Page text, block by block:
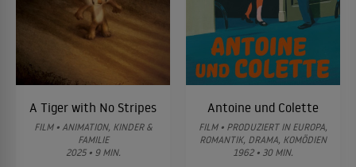
A Tiger with No Stripes
FILM • ANIMATION, KINDER &
FAMILIE
2025 • 9 MIN.
Antoine und Colette
FILM • PRODUZIERT IN EUROPA,
ROMANTIK, DRAMA, KOMÖDIEN
1962 • 30 MIN.